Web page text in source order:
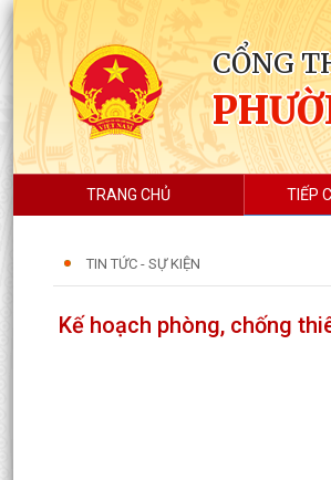
CỔNG
TRANG CHỦ TIẾP
TIN TỨC - SỰ KIỆN
Kế hoạch phòng, chống